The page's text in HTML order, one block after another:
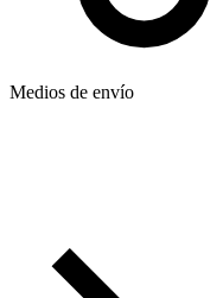
Medios de envío